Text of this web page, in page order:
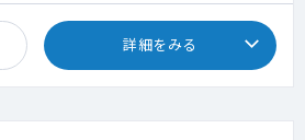
詳細をみる